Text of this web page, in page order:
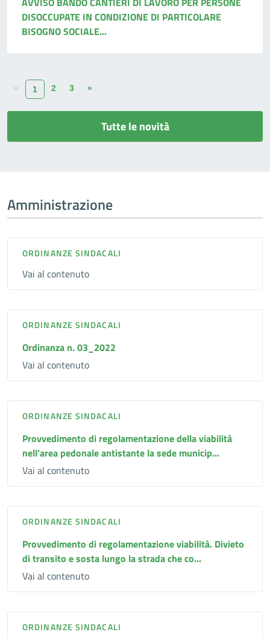
DISOCCUPATE IN CONDIZIONE DI PARTICOLARE
BISOGNO SOCIALE...
« 1 2 3 »
Tutte le novità
Amministrazione
ORDINANZE SINDACALI
Vai al contenuto
ORDINANZE SINDACALI
Ordinanza n. 03_2022
Vai al contenuto
ORDINANZE SINDACALI
Provvedimento di regolamentazione della viabilità
nell’area pedonale antistante la sede municip...
Vai al contenuto
ORDINANZE SINDACALI
Provvedimento di regolamentazione viabilità. Divieto
di transito e sosta lungo la strada che co...
Vai al contenuto
ORDINANZE SINDACALI